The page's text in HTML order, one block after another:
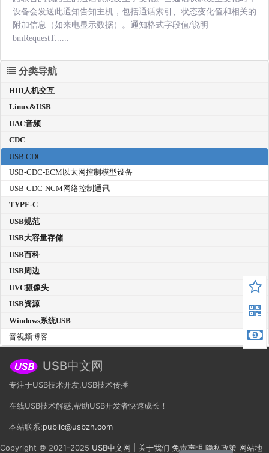
设备会发送此通知告知主机，包括通话索引、状态变化值和相关的
附加信息（如来电显示数据）。通知格式字段值/说明
bmRequestT......
分类导航
HID人机交互
Linux&USB
UAC音频
CDC
USB CDC
USB-CDC-ECM以太网控制模型设备
USB-CDC-NCM网络控制通讯
TYPE-C
USB规范
USB大容量存储
USB百科
USB周边
UVC摄像头
USB资源
Windows系统USB
音视频博客
USB中文网
专注于USB技术开发,USB技术传播
在线USB技术解惑,帮助USB开发者快速成长！
本站联系:public@usbzh.com
Copyright © 2021-2025 USB中文网 关于我们 免责声明 隐私政策 网站地